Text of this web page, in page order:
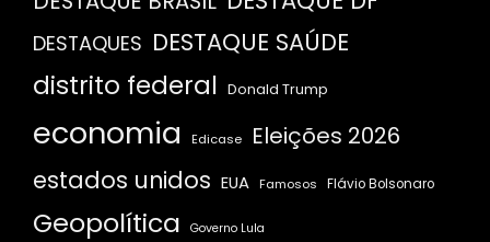
DESTAQUES DESTAQUE SAÚDE
distrito federal Donald Trump
economia Edicase Eleições 2026
estados unidos EUA Famosos Flávio Bolsonaro
Geopolítica Governo Lula